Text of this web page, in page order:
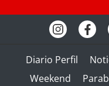
Diario Perfil
Weekend